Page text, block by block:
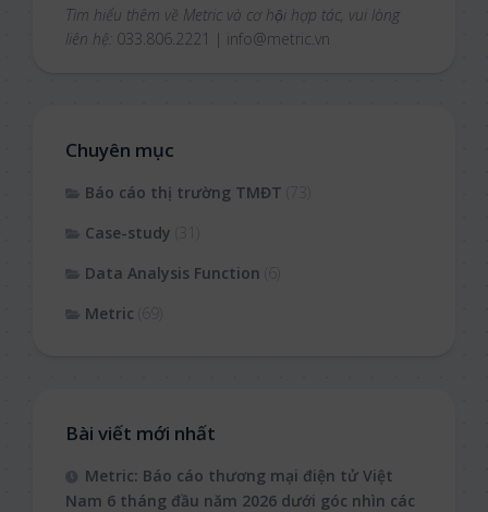
Tìm hiểu thêm về Metric và cơ hội hợp tác, vui lòng
liên hệ: 033.806.2221 | info@metric.vn
Chuyên mục
Báo cáo thị trường TMĐT
Case-study
Data Analysis Function
Metric
Bài viết mới nhất
Metric: Báo cáo thương mại điện tử Việt
Nam 6 tháng đầu năm 2026 dưới góc nhìn các